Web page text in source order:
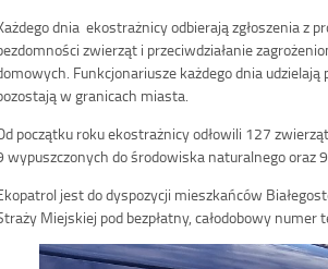
dnia ekostrażnicy odbierają zgłoszenia z
zwierząt i przeciwdziałanie
Funkcjonariusze każdego dnia
w granicach miasta.
początku roku ekostrażnicy odłowili 127
wypuszczonych do środowiska naturalnego oraz
jest do dyspozycji mieszkańców
Miejskiej pod bezpłatny, całodobowy numer